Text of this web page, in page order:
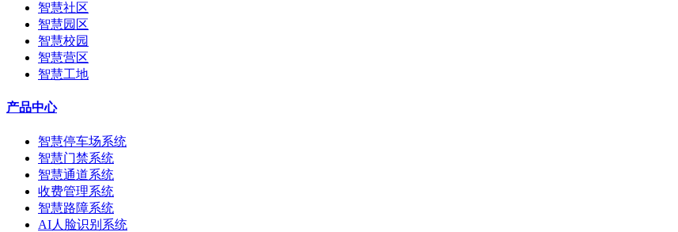
智慧社区
智慧园区
智慧校园
智慧营区
智慧工地
产品中心
智慧停车场系统
智慧门禁系统
智慧通道系统
收费管理系统
智慧路障系统
AI人脸识别系统